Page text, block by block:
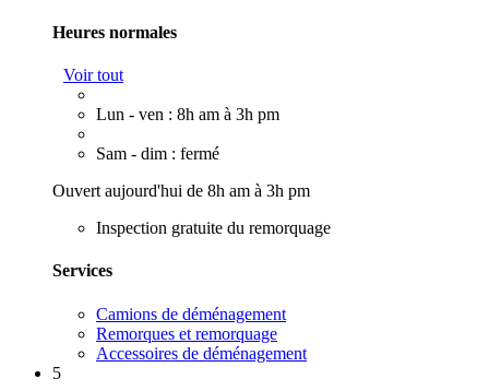
Heures normales
Voir tout
Lun - ven : 8h am à 3h pm
Sam - dim : fermé
Ouvert aujourd'hui de 8h am à 3h pm
Inspection gratuite du remorquage
Services
Camions de déménagement
Remorques et remorquage
Accessoires de déménagement
5